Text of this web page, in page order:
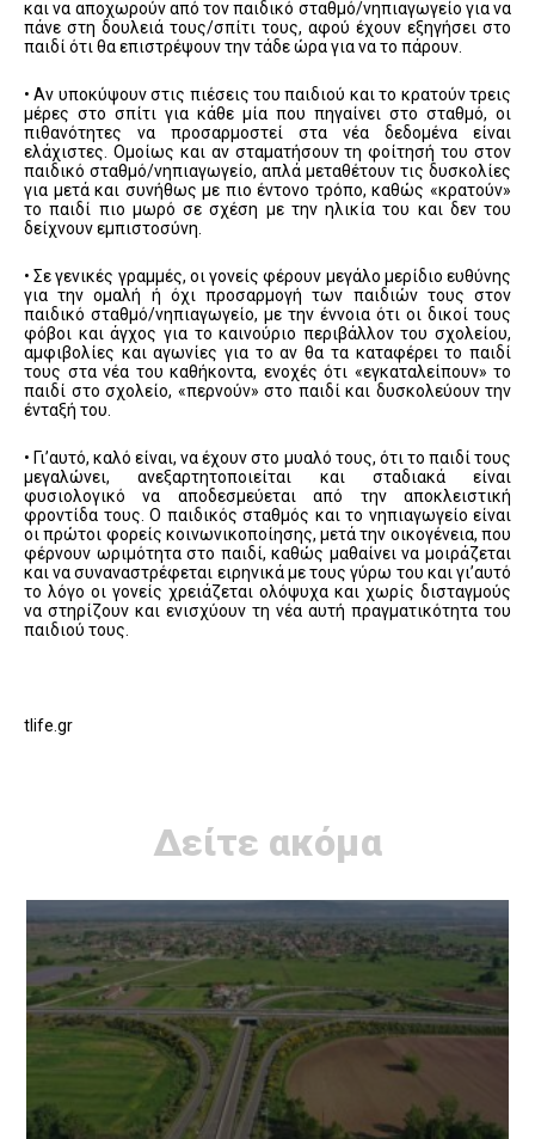
και να αποχωρούν από τον παιδικό σταθμό/νηπιαγωγείο για να
πάνε στη δουλειά τους/σπίτι τους, αφού έχουν εξηγήσει στο
παιδί ότι θα επιστρέψουν την τάδε ώρα για να το πάρουν.
• Αν υποκύψουν στις πιέσεις του παιδιού και το κρατούν τρεις
μέρες στο σπίτι για κάθε μία που πηγαίνει στο σταθμό, οι
πιθανότητες να προσαρμοστεί στα νέα δεδομένα είναι
ελάχιστες. Ομοίως και αν σταματήσουν τη φοίτησή του στον
παιδικό σταθμό/νηπιαγωγείο, απλά μεταθέτουν τις δυσκολίες
για μετά και συνήθως με πιο έντονο τρόπο, καθώς «κρατούν»
το παιδί πιο μωρό σε σχέση με την ηλικία του και δεν του
δείχνουν εμπιστοσύνη.
• Σε γενικές γραμμές, οι γονείς φέρουν μεγάλο μερίδιο ευθύνης
για την ομαλή ή όχι προσαρμογή των παιδιών τους στον
παιδικό σταθμό/νηπιαγωγείο, με την έννοια ότι οι δικοί τους
φόβοι και άγχος για το καινούριο περιβάλλον του σχολείου,
αμφιβολίες και αγωνίες για το αν θα τα καταφέρει το παιδί
τους στα νέα του καθήκοντα, ενοχές ότι «εγκαταλείπουν» το
παιδί στο σχολείο, «περνούν» στο παιδί και δυσκολεύουν την
ένταξή του.
• Γι’αυτό, καλό είναι, να έχουν στο μυαλό τους, ότι το παιδί τους
μεγαλώνει, ανεξαρτητοποιείται και σταδιακά είναι
φυσιολογικό να αποδεσμεύεται από την αποκλειστική
φροντίδα τους. Ο παιδικός σταθμός και το νηπιαγωγείο είναι
οι πρώτοι φορείς κοινωνικοποίησης, μετά την οικογένεια, που
φέρνουν ωριμότητα στο παιδί, καθώς μαθαίνει να μοιράζεται
και να συναναστρέφεται ειρηνικά με τους γύρω του και γι’αυτό
το λόγο οι γονείς χρειάζεται ολόψυχα και χωρίς δισταγμούς
να στηρίζουν και ενισχύουν τη νέα αυτή πραγματικότητα του
παιδιού τους.
tlife.gr
Δείτε ακόμα